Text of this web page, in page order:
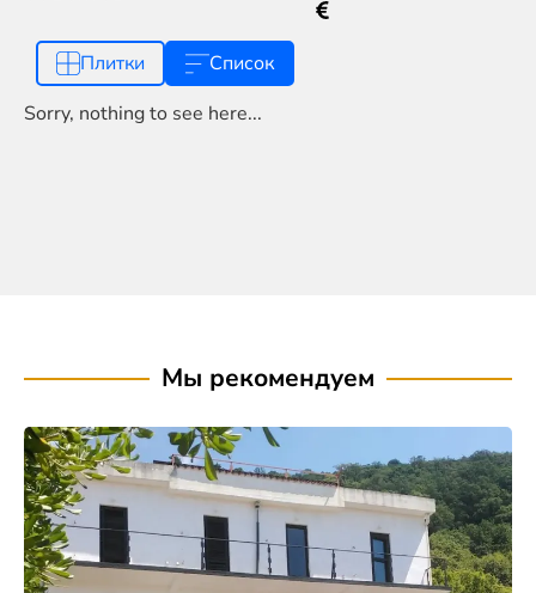
Плитки
Список
Sorry, nothing to see here...
Мы рекомендуем